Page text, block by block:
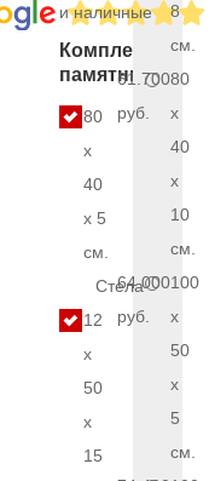
и наличные
Комплект
памятника
80
x
40
x 5
см.
Стела
12
x
50
x
15
8
см.
61.700
руб.
80
x
40
x
10
см.
64.000
руб.
100
x
50
x
5
см.